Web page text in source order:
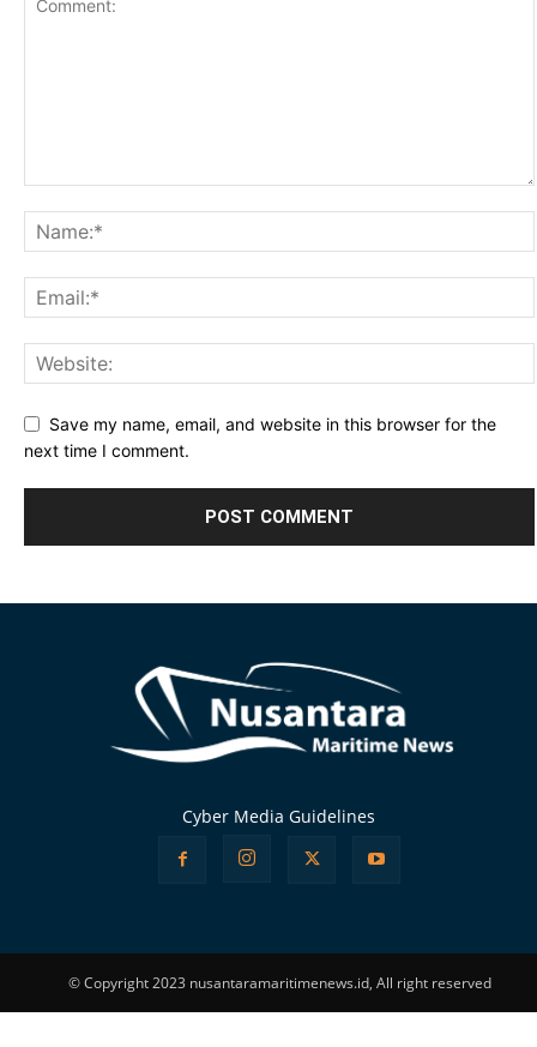
Save my name, email, and website in this browser for the
next time I comment.
Cyber Media Guidelines
© Copyright 2023 nusantaramaritimenews.id, All right reserved